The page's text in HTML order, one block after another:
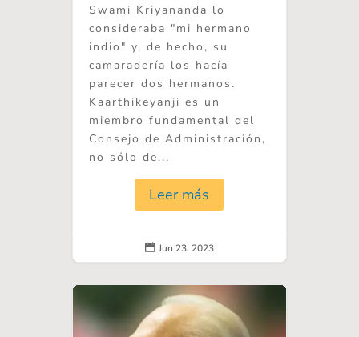
Swami Kriyananda lo
consideraba "mi hermano
indio" y, de hecho, su
camaradería los hacía
parecer dos hermanos.
Kaarthikeyanji es un
miembro fundamental del
Consejo de Administración,
no sólo de...
Leer más
 Jun 23, 2023